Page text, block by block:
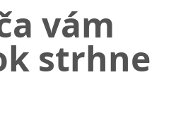
vám
strhne